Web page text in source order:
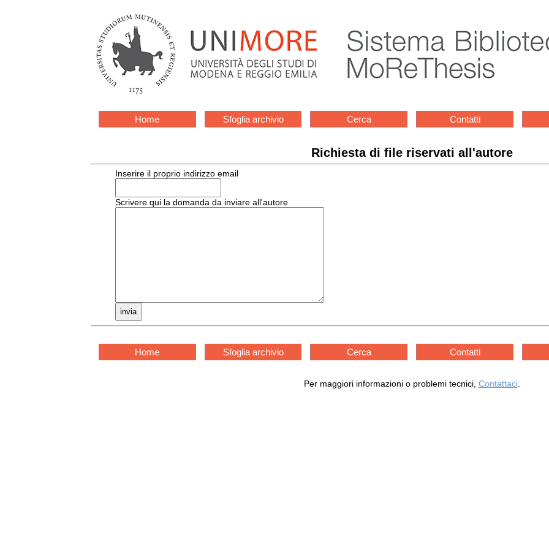
Home Sfoglia archivio Cerca Contatti
Richiesta di file riservati all'autore
Inserire il proprio indirizzo email
Scrivere qui la domanda da inviare all'autore
Home Sfoglia archivio Cerca Contatti
Per maggiori informazioni o problemi tecnici, Contattaci.